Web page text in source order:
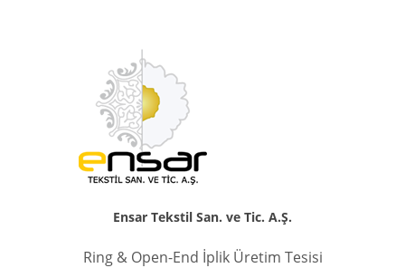
Ensar Tekstil San. ve Tic. A.Ş.
Ring & Open-End İplik Üretim Tesisi